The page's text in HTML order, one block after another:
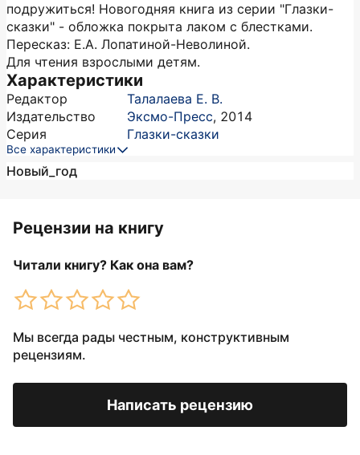
подружиться! Новогодняя книга из серии "Глазки-
сказки" - обложка покрыта лаком с блестками.
Пересказ: Е.А. Лопатиной-Неволиной.
Для чтения взрослыми детям.
Характеристики
Редактор
Талалаева Е. В.
Издательство
Эксмо-Пресс, 2014
Серия
Глазки-сказки
Все характеристики
Новый_год
Рецензии на книгу
Читали книгу? Как она вам?
Мы всегда рады честным, конструктивным
рецензиям.
Написать рецензию